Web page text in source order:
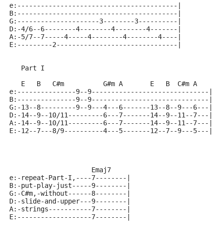
e:-----------------------------------------|
B:-----------------------------------------|
G:---------------------3--------3----------|
D:-4/6--6--------4--------4--------4-------|
A:-5/7--7-----4-----4--------4--------4----|
E:---------2-------------------------------|
   Part I
   E   B   C#m          G#m A       E   B  C#m A
e:---------------9--9------------------------------|
B:---------------9--9------------------------------|
G:-13--8---------9--9---4---6-------13--8--9---6---|
D:-14--9--10/11---------6---7-------14--9--11--7---|
A:-14--9--10/11---------6---7-------14--9--11--7---|
E:-12--7---8/9----------4---5-------12--7--9---5---|
                     Emaj7
e:-repeat-Part-I,----7--------|
B:-put-play-just-----9--------|
G:-C#m,-without------8--------|
D:-slide-and-upper---9--------|
A:-strings-----------7--------|
E:-------------------7--------|